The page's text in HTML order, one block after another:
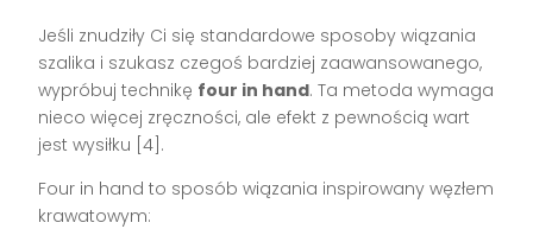
Jeśli znudziły Ci się standardowe sposoby wiązania
szalika i szukasz czegoś bardziej zaawansowanego,
wypróbuj technikę four in hand. Ta metoda wymaga
nieco więcej zręczności, ale efekt z pewnością wart
jest wysiłku [4].
Four in hand to sposób wiązania inspirowany węzłem
krawatowym: